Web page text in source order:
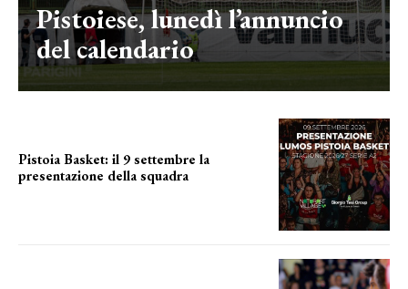
Pistoiese, lunedì l’annuncio
del calendario
Pistoia Basket: il 9 settembre la
presentazione della squadra